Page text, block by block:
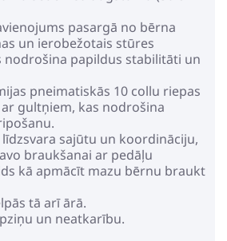
pasargā no bērna
un ierobežotais stūres
nodrošina papildus stabilitāti un
pneimatiskās 10 collu riepas
gultņiem, kas nodrošina
sajūtu un koordināciju,
braukšanai ar pedāļu
kā apmācīt mazu bērnu braukt
tā arī ārā.
un neatkarību.